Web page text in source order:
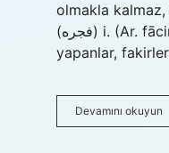
olmakla
(ﻓﺠﺮﻩ) i. (Ar. fācir, fecere’nin çoğulu) Fâcir olanlar, günahkâr ve sefahat düşkünleri, sefahat ve ahlaksızlık
yapanlar,
Devamını okuyun